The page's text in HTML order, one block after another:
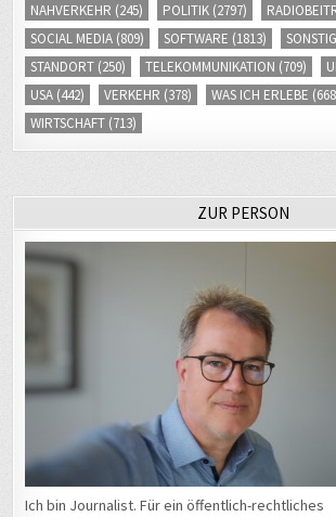
NAHVERKEHR (245) POLITIK (2797)
SOCIAL MEDIA (809) SOFTWARE (1813)
STANDORT (250) TELEKOMMUNIKATION (709)
USA (442) VERKEHR (378) WAS ICH ERLEBE
WIRTSCHAFT (713)
ZUR PERSON
Ich bin Journalist. Für ein öffentlich-rechtliches